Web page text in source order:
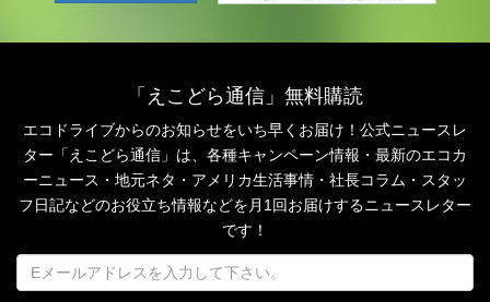
「えこどら通信」無料購読
エコドライブからのお知らせをいち早くお届け！公式ニュースレ
ター「えこどら通信」は、 各種キャンペーン情報・最新のエコカ
ーニュース・地元ネタ・アメリカ生活事情・社長コラム・ スタッ
フ日記などのお役立ち情報などを月1回お届けするニュースレター
です！